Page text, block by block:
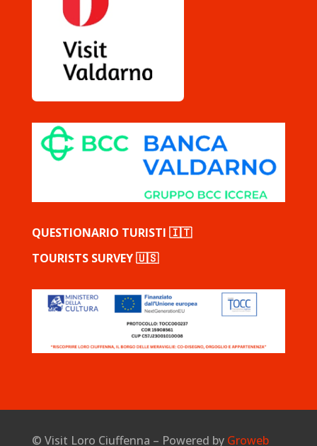
QUESTIONARIO TURISTI 🇮🇹
TOURISTS SURVEY 🇺🇸
© Visit Loro Ciuffenna – Powered by Groweb